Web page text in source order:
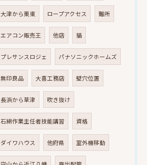
大津から栗東 ロープアクセス 難所
エアコン販売王 他店 猫
プレサンスロジェ パナソニックホームズ
無印良品 大喜工務店 壁穴位置
長浜から草津 吹き抜け
石綿作業主任者技能講習 資格
ダイワハウス 他府県 室外機移動